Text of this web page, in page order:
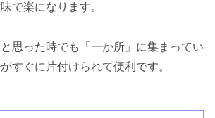
で楽になります。
思った時でも「一か所」に集まってい
すぐに片付けられて便利です。